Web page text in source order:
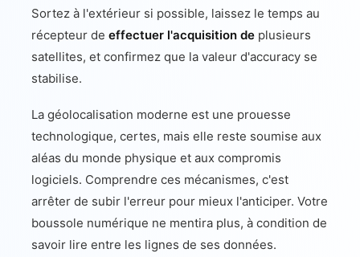
Sortez à l'extérieur si possible, laissez le temps au
récepteur de effectuer l'acquisition de plusieurs
satellites, et confirmez que la valeur d'accuracy se
stabilise.
La géolocalisation moderne est une prouesse
technologique, certes, mais elle reste soumise aux
aléas du monde physique et aux compromis
logiciels. Comprendre ces mécanismes, c'est
arrêter de subir l'erreur pour mieux l'anticiper. Votre
boussole numérique ne mentira plus, à condition de
savoir lire entre les lignes de ses données.